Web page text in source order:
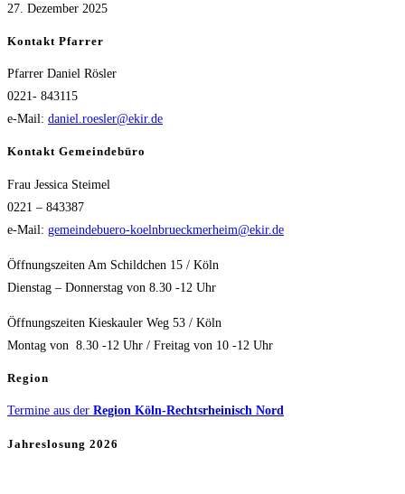
27. Dezember 2025
Kontakt Pfarrer
Pfarrer Daniel Rösler
0221- 843115
e-Mail: daniel.roesler@ekir.de
Kontakt Gemeindebüro
Frau Jessica Steimel
0221 – 843387
e-Mail: gemeindebuero-koelnbrueckmerheim@ekir.de
Öffnungszeiten Am Schildchen 15 / Köln
Dienstag – Donnerstag von 8.30 -12 Uhr
Öffnungszeiten Kieskauler Weg 53 / Köln
Montag von 8.30 -12 Uhr / Freitag von 10 -12 Uhr
Region
Termine aus der Region Köln-Rechtsrheinisch Nord
Jahreslosung 2026